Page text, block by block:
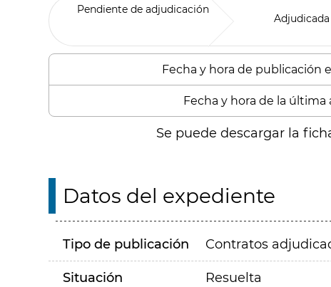
Pendiente de adjudicación
Adjudicada
Fecha y hora de publicación
Fecha y hora de la última
Se puede descargar la
Datos del expediente
Tipo de publicación Contratos
Situación Resuelta